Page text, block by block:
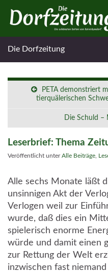
Die Dorfzeitung
PETA demonstriert
tierquälerischen
Die Schuld –
Leserbrief: Thema
Veröffentlicht unterAlle Beiträge
Alle sechs Monate läßt
unsinnigen Akt der
Verlogen weil zur
wurde, daß dies ein
spielerisch enorme
würde und damit einen
zur Rettung der Welt
inzwischen fast